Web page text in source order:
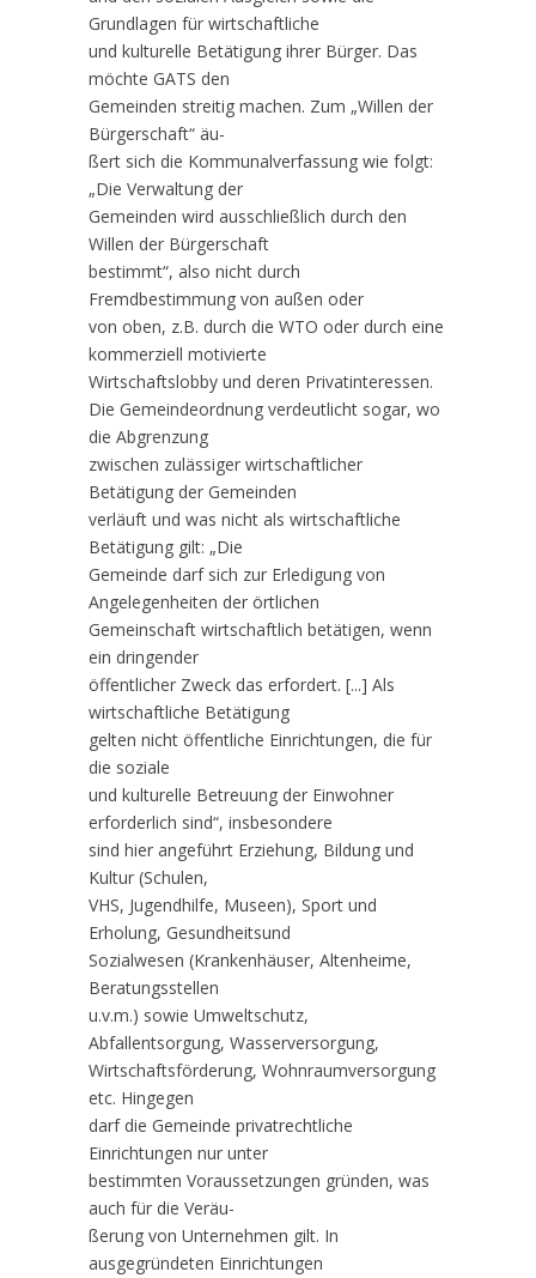
Grundlagen für wirtschaftliche
und kulturelle Betätigung ihrer Bürger. Das
möchte GATS den
Gemeinden streitig machen. Zum „Willen der
Bürgerschaft“ äu-
ßert sich die Kommunalverfassung wie folgt:
„Die Verwaltung der
Gemeinden wird ausschließlich durch den
Willen der Bürgerschaft
bestimmt“, also nicht durch
Fremdbestimmung von außen oder
von oben, z.B. durch die WTO oder durch eine
kommerziell motivierte
Wirtschaftslobby und deren Privatinteressen.
Die Gemeindeordnung verdeutlicht sogar, wo
die Abgrenzung
zwischen zulässiger wirtschaftlicher
Betätigung der Gemeinden
verläuft und was nicht als wirtschaftliche
Betätigung gilt: „Die
Gemeinde darf sich zur Erledigung von
Angelegenheiten der örtlichen
Gemeinschaft wirtschaftlich betätigen, wenn
ein dringender
öffentlicher Zweck das erfordert. [...] Als
wirtschaftliche Betätigung
gelten nicht öffentliche Einrichtungen, die für
die soziale
und kulturelle Betreuung der Einwohner
erforderlich sind“, insbesondere
sind hier angeführt Erziehung, Bildung und
Kultur (Schulen,
VHS, Jugendhilfe, Museen), Sport und
Erholung, Gesundheitsund
Sozialwesen (Krankenhäuser, Altenheime,
Beratungsstellen
u.v.m.) sowie Umweltschutz,
Abfallentsorgung, Wasserversorgung,
Wirtschaftsförderung, Wohnraumversorgung
etc. Hingegen
darf die Gemeinde privatrechtliche
Einrichtungen nur unter
bestimmten Voraussetzungen gründen, was
auch für die Veräu-
ßerung von Unternehmen gilt. In
ausgegründeten Einrichtungen